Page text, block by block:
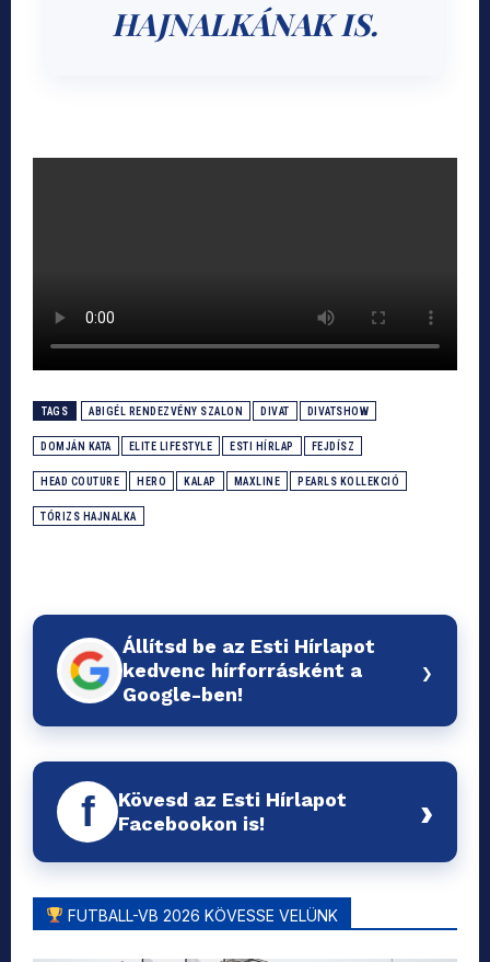
HAJNALKÁNAK IS.
TAGS ABIGÉL RENDEZVÉNY SZALON DIVAT DIVATSHOW
DOMJÁN KATA ELITE LIFESTYLE ESTI HÍRLAP FEJDÍSZ
HEAD COUTURE HERO KALAP MAXLINE PEARLS KOLLEKCIÓ
TÓRIZS HAJNALKA
Állítsd be az Esti Hírlapot
kedvenc hírforrásként a
Google-ben!
›
f
Kövesd az Esti Hírlapot
Facebookon is!
›
FUTBALL-VB 2026 KÖVESSE VELÜNK